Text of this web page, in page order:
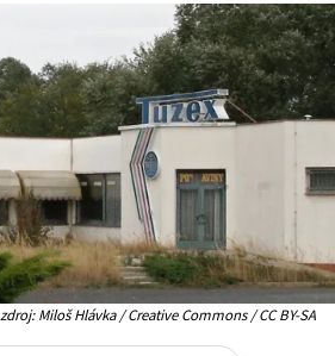
zdroj: Miloš Hlávka / Creative Commons / CC BY-SA